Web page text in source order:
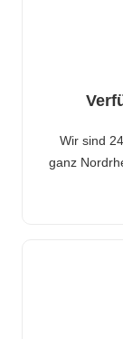
Wir sind
ganz